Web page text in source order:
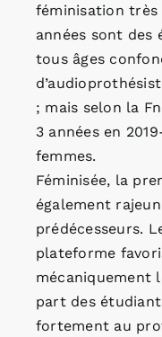
féminisation très
années sont des
tous âges
; mais selon la
3 années en
femmes.
Féminisée, la
également
prédécesseurs.
plateforme
mécaniquement
part des
fortement au